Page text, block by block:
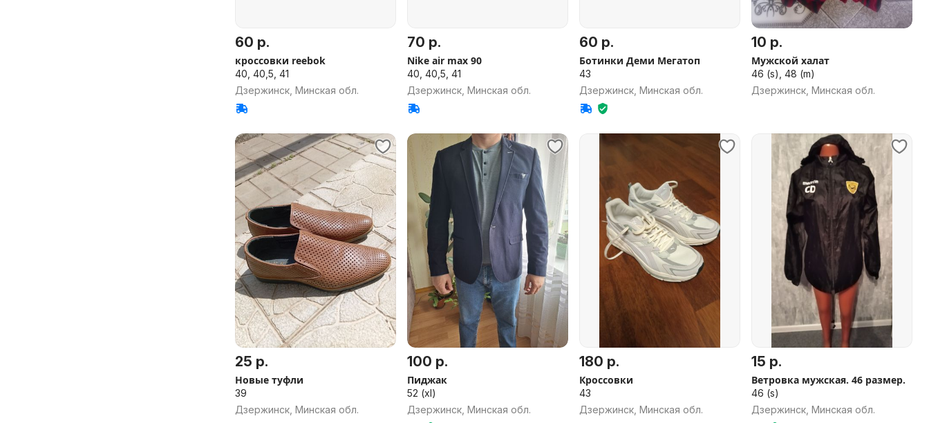
60 р.
кроссовки reebok
40, 40,5, 41
Дзержинск, Минская обл.
70 р.
Nike air max 90
40, 40,5, 41
Дзержинск, Минская обл.
60 р.
Ботинки Деми Мегатоп
43
Дзержинск, Минская обл.
10 р.
Мужской халат
46 (s), 48 (m)
Дзержинск, Минская обл.
25 р.
Новые туфли
39
Дзержинск, Минская обл.
100 р.
Пиджак
52 (xl)
Дзержинск, Минская обл.
180 р.
Кроссовки
43
Дзержинск, Минская обл.
15 р.
Ветровка мужская. 46 размер.
46 (s)
Дзержинск, Минская обл.